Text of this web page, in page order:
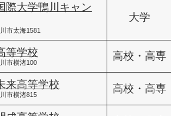
際大学鴨川キャン
市太海1581
大学
等学校
市横渚100
高校・高専
来高等学校
市横渚815
高校・高専